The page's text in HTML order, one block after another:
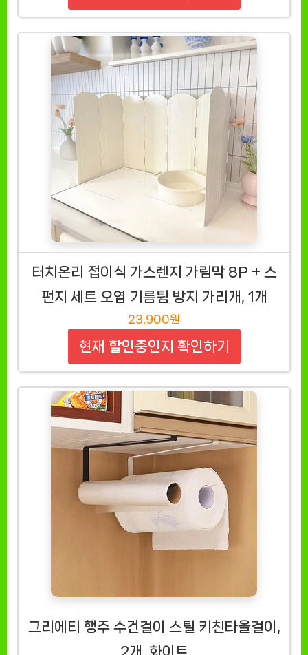
터치온리 접이식 가스렌지 가림막 8P + 스
펀지 세트 오염 기름튐 방지 가리개, 1개
23,900원
현재 할인중인지 확인하기
그리에티 행주 수건걸이 스틸 키친타올걸이,
2개, 화이트